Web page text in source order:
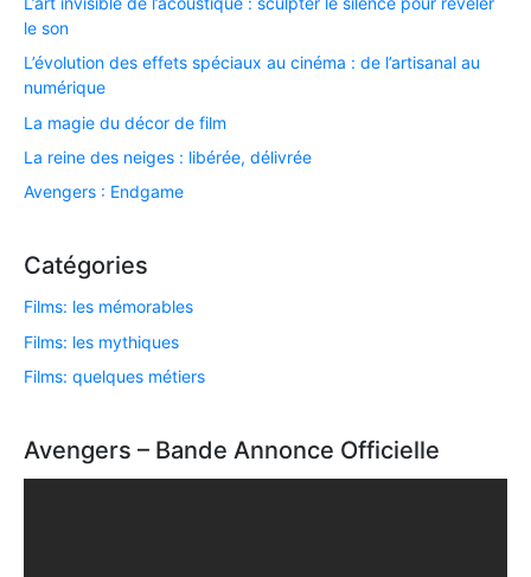
le son
L’évolution des effets spéciaux au cinéma : de l’artisanal au
numérique
La magie du décor de film
La reine des neiges : libérée, délivrée
Avengers : Endgame
Catégories
Films: les mémorables
Films: les mythiques
Films: quelques métiers
Avengers – Bande Annonce Officielle